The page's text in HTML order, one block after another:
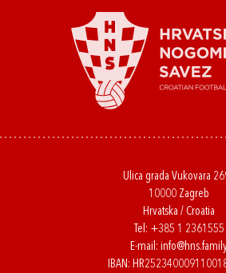
Ulica grada Vukovara
10000 Zagreb
Hrvatska / Croatia
Tel: +385 1 2361555
E-mail:
IBAN: